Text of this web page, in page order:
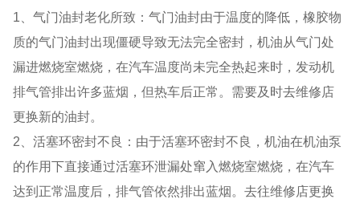
1、气门油封老化所致：气门油封由于温度的降低，橡胶物
质的气门油封出现僵硬导致无法完全密封，机油从气门处
漏进燃烧室燃烧，在汽车温度尚未完全热起来时，发动机
排气管排出许多蓝烟，但热车后正常。需要及时去维修店
更换新的油封。
2、活塞环密封不良：由于活塞环密封不良，机油在机油泵
的作用下直接通过活塞环泄漏处窜入燃烧室燃烧，在汽车
达到正常温度后，排气管依然排出蓝烟。去往维修店更换